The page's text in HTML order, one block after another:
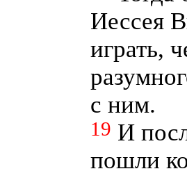
Иессея
играть,
с ним.
19 И
пошли